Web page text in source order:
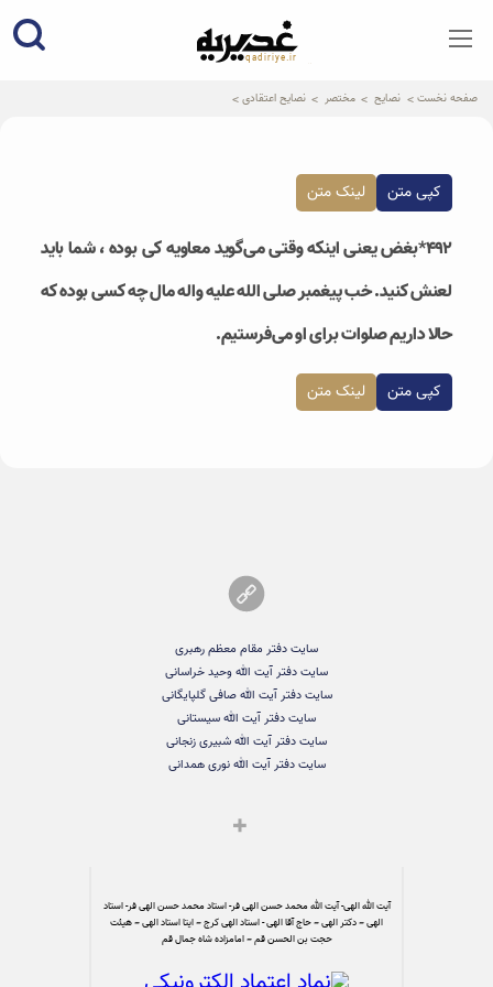
qadiriye.ir
نشریه ی غدیریه-بیانات استاد
صفحه نخست نصایح مختصر نصایح اعتقادی
کپی متن لینک متن
۴۹۲*بغض یعنی اینکه وقتی می‌گوید معاویه کی بوده ، شما باید
لعنش کنید. خب پیغمبر صلی الله علیه واله مال چه کسی بوده که
حالا داریم صلوات برای او می‌فرستیم.
کپی متن لینک متن
سایت دفتر مقام معظم رهبری
سایت دفتر آیت الله وحید خراسانی
سایت دفتر آیت الله صافی گلپایگانی
سایت دفتر آیت الله سیستانی
سایت دفتر آیت الله شبیری زنجانی
سایت دفتر آیت الله نوری همدانی
آیت الله الهی- آیت الله محمد حسن الهی فر- استاد محمد حسن الهی فر- استاد
الهی – دکتر الهی – حاج آقا الهی - استاد الهی کرج – ایتا استاد الهی – هیئت
حجت بن الحسن قم – امامزاده شاه جمال قم